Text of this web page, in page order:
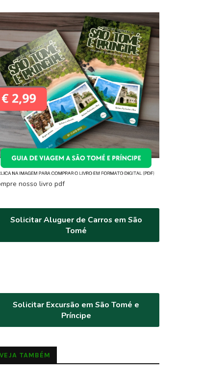
nosso livro pdf
Solicitar Aluguer de Carros em São
Tomé
Solicitar Excursão em São Tomé e
Príncipe
VEJA TAMBÉM